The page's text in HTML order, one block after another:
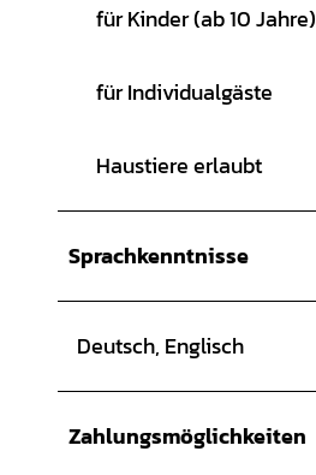
für Kinder (ab 10 Jahre)
für Individualgäste
Haustiere erlaubt
Sprachkenntnisse
Deutsch, Englisch
Zahlungsmöglichkeiten